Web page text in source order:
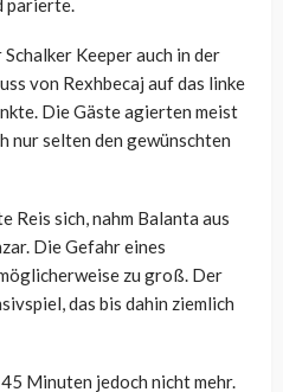
parierte.
Keeper auch in der
von Rexhbecaj auf das linke
Die Gäste agierten meist
nur selten den gewünschten
sich, nahm Balanta aus
Die Gefahr eines
zu groß. Der
das bis dahin ziemlich
Minuten jedoch nicht mehr.